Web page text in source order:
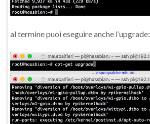
al termine puoi eseguire anche l’upgrade: